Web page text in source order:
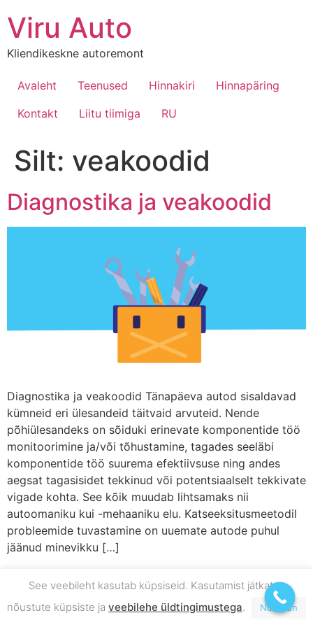
Viru Auto
Kliendikeskne autoremont
Avaleht Teenused Hinnakiri
Hinnapäring
Kontakt
Liitu tiimiga RU
Silt: veakoodid
Diagnostika ja veakoodid
Diagnostika ja veakoodid Tänapäeva autod sisaldavad
kümneid eri ülesandeid täitvaid arvuteid. Nende
põhiülesandeks on sõiduki erinevate komponentide töö
monitoorimine ja/või tõhustamine, tagades seeläbi
komponentide töö suurema efektiivsuse ning andes
aegsat tagasisidet tekkinud või potentsiaalselt tekkivate
vigade kohta. See kõik muudab lihtsamaks nii
autoomaniku kui -mehaaniku elu. Katseeksitusmeetodil
probleemide tuvastamine on uuemate autode puhul
jäänud minevikku […]
See veebileht kasutab küpsiseid. Kasutamist jätkates
nõustute küpsiste ja veebilehe üldtingimustega. Nõustun